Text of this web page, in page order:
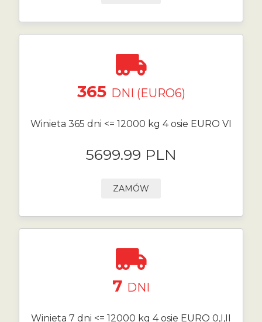
365 DNI (EURO6)
Winieta 365 dni <= 12000 kg 4 osie EURO VI
5699.99 PLN
ZAMÓW
7 DNI
Winieta 7 dni <= 12000 kg 4 osie EURO 0,I,II